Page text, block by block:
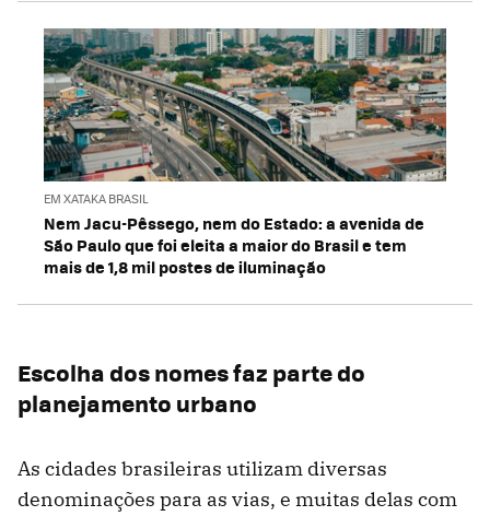
EM XATAKA BRASIL
Nem Jacu-Pêssego, nem do Estado: a avenida de
São Paulo que foi eleita a maior do Brasil e tem
mais de 1,8 mil postes de iluminação
Escolha dos nomes faz parte do
planejamento urbano
As cidades brasileiras utilizam diversas
denominações para as vias, e muitas delas com